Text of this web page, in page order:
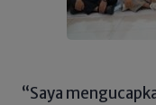
“Saya